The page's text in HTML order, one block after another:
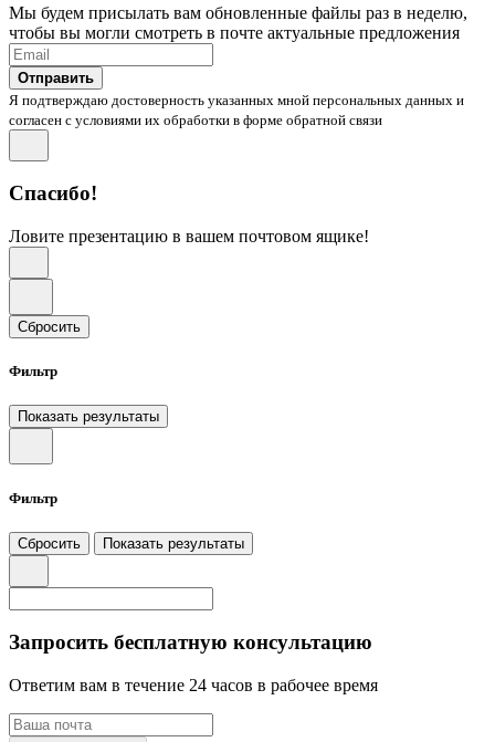
Мы будем присылать вам обновленные файлы раз в неделю,
чтобы вы могли смотреть в почте актуальные предложения
Отправить
Я подтверждаю достоверность указанных мной персональных данных и
согласен с условиями их обработки в форме обратной связи
Спасибо!
Ловите презентацию в вашем почтовом ящике!
Сбросить
Фильтр
Показать результаты
Фильтр
Сбросить Показать результаты
Запросить бесплатную консультацию
Ответим вам в течение 24 часов в рабочее время